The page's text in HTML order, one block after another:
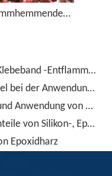
Flammhemmendes Masterbatch FRP-750 mit hoher Konzentration an rotem Phosphor
Warum UL510 zum Testen von Klebeband -Entflammbarkeit verwendet wird？
Rote Phosphorflammschutzmittel bei der Anwendung von Heißschmelzklebstoffen
Aktueller Status der Forschung und Anwendung von Epoxidharz
Entdecken Sie die Vor- und Nachteile von Silikon-, Epoxid- und Polyurethan-Vergussklebstoffen
Epoxidharz